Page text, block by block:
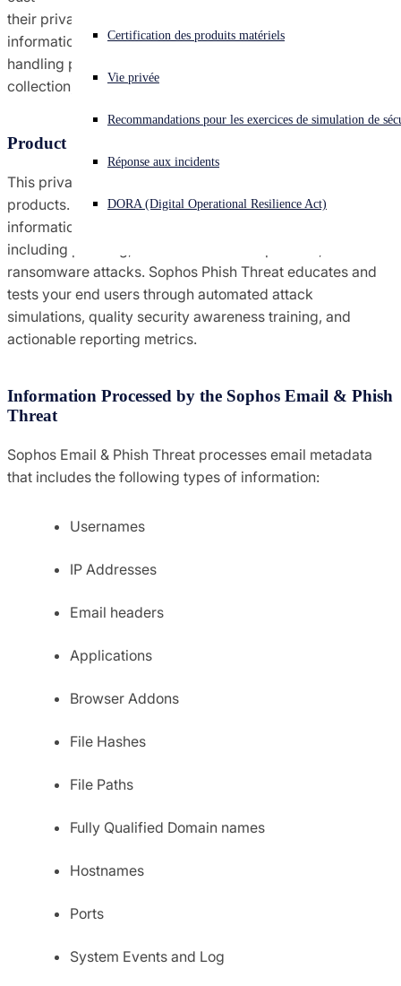
Vous subissez une cyberattaque ? Obtenez une aide immédiate.
Se connecter
Open language switcher
Certification des produits matériels
Vie privée
Recommandations pour les exercices de simulation de
Réponse aux incidents
DORA (Digital Operational Resilience Act)
Conditions générales des contrats
Conformité du commerce mondial
Politiques
their privacy considerations. In this document, we provide
information about Sophos Email & Phish Threat data
handling practices, including personal information
collection, use and storage.
Product Summary
This privacy data sheet applies to Email & Phish Threat
products. Sophos Email protects your company’s
information and people against malicious email threats,
including phishing, business email compromise, and
ransomware attacks. Sophos Phish Threat educates and
tests your end users through automated attack
simulations, quality security awareness training, and
actionable reporting metrics.
Information Processed by the Sophos Email & Phish
Threat
Sophos Email & Phish Threat processes email metadata
that includes the following types of information:
Usernames
IP Addresses
Email headers
Applications
Browser Addons
File Hashes
File Paths
Fully Qualified Domain names
Hostnames
Ports
System Events and Log